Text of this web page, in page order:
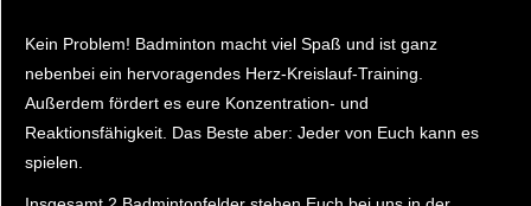
Kein Problem! Badminton macht viel Spaß und ist ganz
nebenbei ein hervoragendes Herz-Kreislauf-Training.
Außerdem fördert es eure Konzentration- und
Reaktionsfähigkeit. Das Beste aber: Jeder von Euch kann es
spielen.